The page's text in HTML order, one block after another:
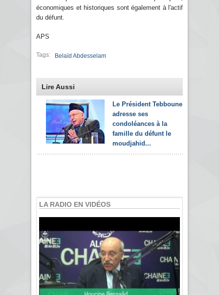
économiques et historiques sont également à l'actif
du défunt.
APS
Tags: Belaïd Abdesselam
Lire Aussi
Le Président Tebboune
adresse ses
condoléances à la
famille du défunt le
moudjahid...
LA RADIO EN VIDÉOS